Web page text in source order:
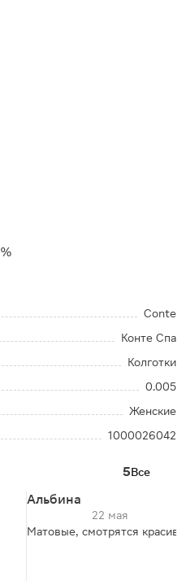
Conte
Конте Спа
Колготки
0.005
Женские
1000026042
5Все
Альбина
22 мая
Матовые, смотрятся